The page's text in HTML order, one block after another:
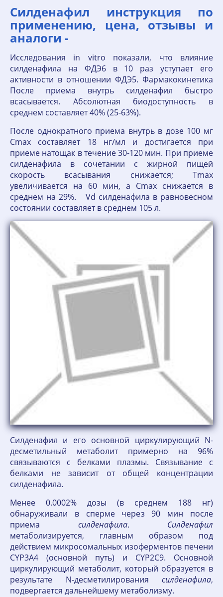
Силденафил инструкция по
применению, цена, отзывы и
аналоги -
Исследования in vitro показали, что влияние
силденафила на ФДЭ6 в 10 раз уступает его
активности в отношении ФДЭ5. Фармакокинетика
После приема внутрь силденафил быстро
всасывается. Абсолютная биодоступность в
среднем составляет 40% (25-63%).
После однократного приема внутрь в дозе 100 мг
Cmax составляет 18 нг/мл и достигается при
приеме натощак в течение 30-120 мин. При приеме
силденафила в сочетании с жирной пищей
скорость всасывания снижается; Тmax
увеличивается на 60 мин, а Cmax снижается в
среднем на 29%. Vd силденафила в равновесном
состоянии составляет в среднем 105 л.
Силденафил и его основной циркулирующий N-
десметильный метаболит примерно на 96%
связываются с белками плазмы. Связывание с
белками не зависит от общей концентрации
силденафила.
Менее 0.0002% дозы (в среднем 188 нг)
обнаруживали в сперме через 90 мин после
приема силденафила. Силденафил
метаболизируется, главным образом под
действием микросомальных изоферментов печени
CYP3A4 (основной путь) и CYP2C9. Основной
циркулирующий метаболит, который образуется в
результате N-десметилирования силденафила,
подвергается дальнейшему метаболизму.